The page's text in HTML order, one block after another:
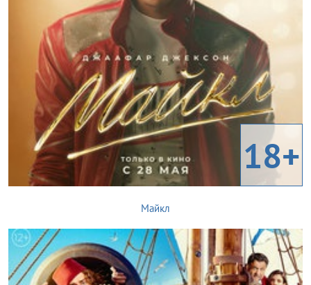
18+
Майкл